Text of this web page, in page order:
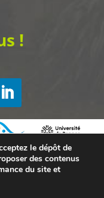
!
le dépôt de
des contenus
du site et